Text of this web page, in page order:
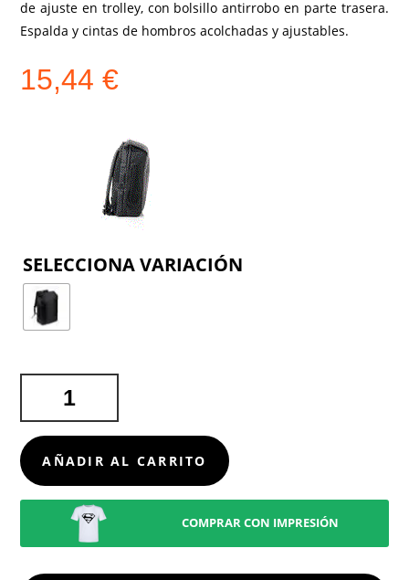
de ajuste en trolley, con bolsillo antirrobo en parte trasera.
Espalda y cintas de hombros acolchadas y ajustables.
15,44€
PORTADOCUMENTOS
SLEITER
CANTIDAD
AÑADIR AL CARRITO
COMPRAR CON IMPRESIÓN